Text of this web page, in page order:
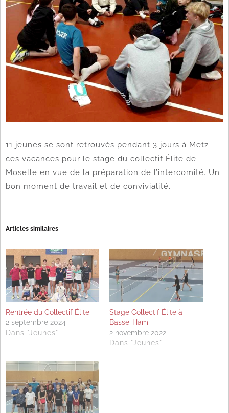
11 jeunes se sont retrouvés pendant 3 jours à Metz
ces vacances pour le stage du collectif Élite de
Moselle en vue de la préparation de l’intercomité. Un
bon moment de travail et de convivialité.
Articles similaires
Rentrée du Collectif Élite
2 septembre 2024
Dans "Jeunes"
Stage Collectif Élite à
Basse-Ham
2 novembre 2022
Dans "Jeunes"